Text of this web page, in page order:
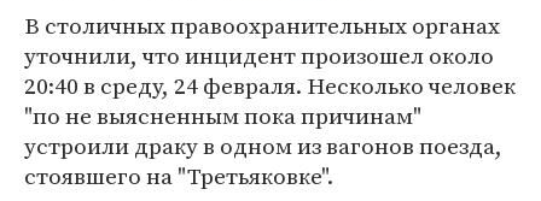
В столичных правоохранительных органах
уточнили, что инцидент произошел около
20:40 в среду, 24 февраля. Несколько человек
"по не выясненным пока причинам"
устроили драку в одном из вагонов поезда,
стоявшего на "Третьяковке".